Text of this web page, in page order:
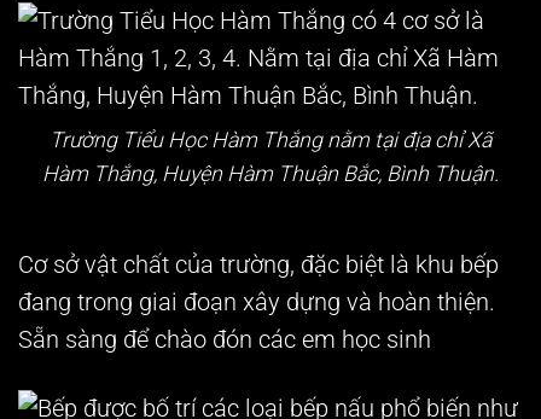
Trường Tiểu Học Hàm Thắng nằm tại địa chỉ Xã
Hàm Thắng, Huyện Hàm Thuận Bắc, Bình Thuận.
Cơ sở vật chất của trường, đặc biệt là khu bếp
đang trong giai đoạn xây dựng và hoàn thiện.
Sẵn sàng để chào đón các em học sinh